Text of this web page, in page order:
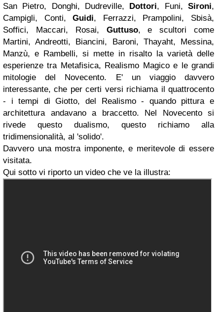
San Pietro, Donghi, Dudreville,
Dottori, Funi,Sironi,
Campigli, Conti,Guidi, Ferrazzi, Prampolini, Sbisà,
Soffici, Maccari, Rosai, Guttuso, e scultori come
Martini, Andreotti, Biancini, Baroni, Thayaht, Messina,
Manzù, e Rambelli, si mette in risalto la varietà delle
esperienze tra Metafisica, Realismo Magico e le grandi
mitologie del Novecento. E' un viaggio davvero
interessante, che per certi versi richiama il quattrocento
- i tempi di Giotto, del Realismo - quando pittura e
architettura andavano a braccetto. Nel Novecento si
rivede questo dualismo, questo richiamo alla
tridimensionalità, al 'solido'.
Davvero una mostra imponente, e meritevole di essere
visitata.
Qui sotto vi riporto un video che ve la illustra: